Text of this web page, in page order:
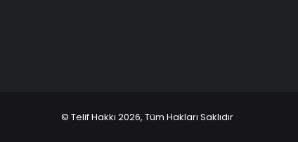
© Telif Hakkı 2026, Tüm Hakları Saklıdır